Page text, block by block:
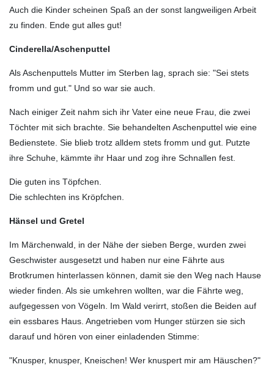
Auch die Kinder scheinen Spaß an der sonst langweiligen Arbeit
zu finden. Ende gut alles gut!
Cinderella/Aschenputtel
Als Aschenputtels Mutter im Sterben lag, sprach sie: "Sei stets
fromm und gut." Und so war sie auch.
Nach einiger Zeit nahm sich ihr Vater eine neue Frau, die zwei
Töchter mit sich brachte. Sie behandelten Aschenputtel wie eine
Bedienstete. Sie blieb trotz alldem stets fromm und gut. Putzte
ihre Schuhe, kämmte ihr Haar und zog ihre Schnallen fest.
Die guten ins Töpfchen.
Die schlechten ins Kröpfchen.
Hänsel und Gretel
Im Märchenwald, in der Nähe der sieben Berge, wurden zwei
Geschwister ausgesetzt und haben nur eine Fährte aus
Brotkrumen hinterlassen können, damit sie den Weg nach Hause
wieder finden. Als sie umkehren wollten, war die Fährte weg,
aufgegessen von Vögeln. Im Wald verirrt, stoßen die Beiden auf
ein essbares Haus. Angetrieben vom Hunger stürzen sie sich
darauf und hören von einer einladenden Stimme:
"Knusper, knusper, Kneischen! Wer knuspert mir am Häuschen?"